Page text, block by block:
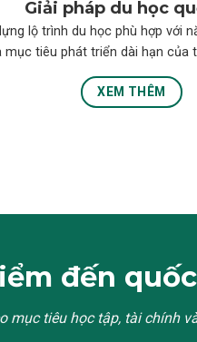
Giải pháp du học
lộ trình du học phù hợp với
mục tiêu phát triển dài hạn của
XEM THÊM
đến
mục tiêu học tập, tài chính